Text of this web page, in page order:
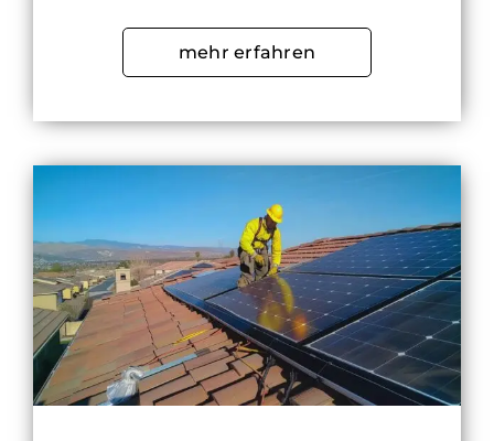
mehr erfahren